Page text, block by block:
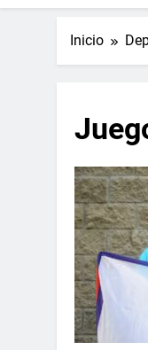
Inicio